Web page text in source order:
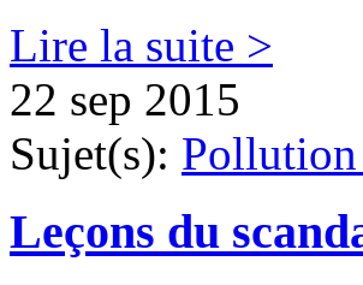
Lire la suite >
22 sep 2015
Sujet(s): Pollution
Leçons du